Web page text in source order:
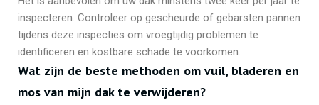
inspecteren. Controleer op gescheurde of gebarsten pannen
tijdens deze inspecties om vroegtijdig problemen te
identificeren en kostbare schade te voorkomen.
Wat zijn de beste methoden om vuil, bladeren en
mos van mijn dak te verwijderen?